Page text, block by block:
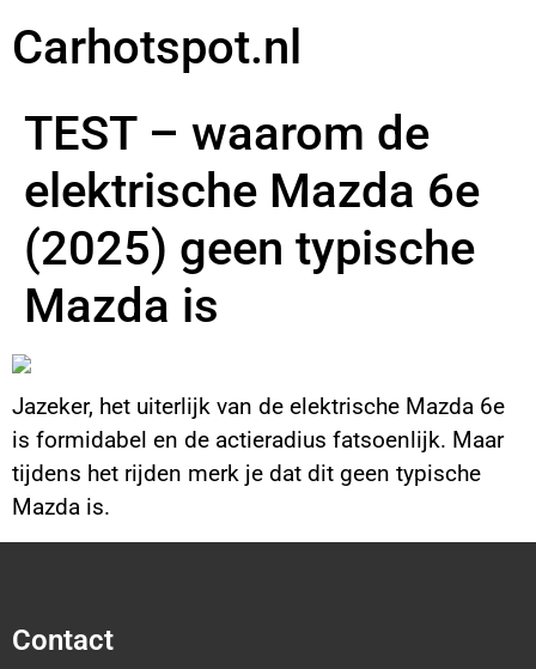
Carhotspot.nl
TEST – waarom de
elektrische Mazda 6e
(2025) geen typische
Mazda is
Jazeker, het uiterlijk van de elektrische Mazda 6e
is formidabel en de actieradius fatsoenlijk. Maar
tijdens het rijden merk je dat dit geen typische
Mazda is.
Contact